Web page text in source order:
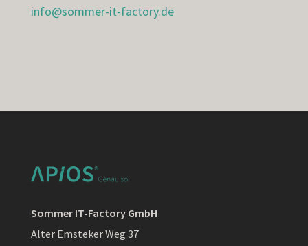
info@sommer-it-factory.de
Sommer IT-Factory GmbH
Alter Emsteker Weg 37